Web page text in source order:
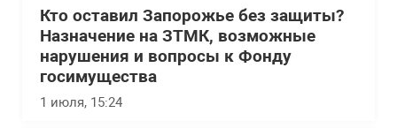
Кто оставил Запорожье без защиты?
Назначение на ЗТМК, возможные
нарушения и вопросы к Фонду
госимущества
1 июля, 15:24